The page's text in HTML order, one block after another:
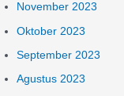
November 2023
Oktober 2023
September 2023
Agustus 2023